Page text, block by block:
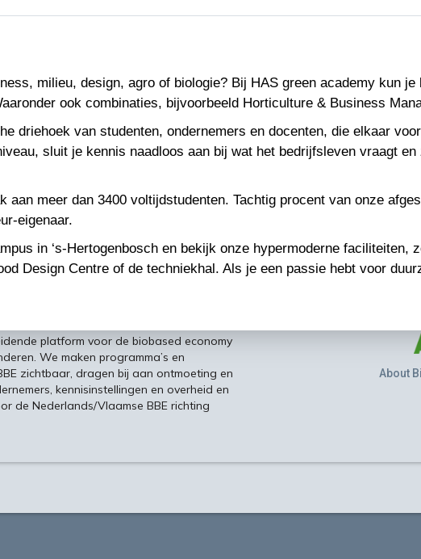
milieu, design, agro of biologie? Bij HAS green academy kun
ook combinaties, bijvoorbeeld Horticulture & Business
driehoek van studenten, ondernemers en docenten, die elkaar
sluit je kennis naadloos aan bij wat het bedrijfsleven vraagt
aan meer dan 3400 voltijdstudenten. Tachtig procent van onze
eigenaar.
in ‘s-Hertogenbosch en bekijk onze hypermoderne faciliteiten,
Design Centre of de techniekhal. Als je een passie hebt voor
platform voor de biobased economy
We maken programma’s en
zichtbaar, dragen bij aan ontmoeting en
kennisinstellingen en overheid en
de Nederlands/Vlaamse BBE richting
About